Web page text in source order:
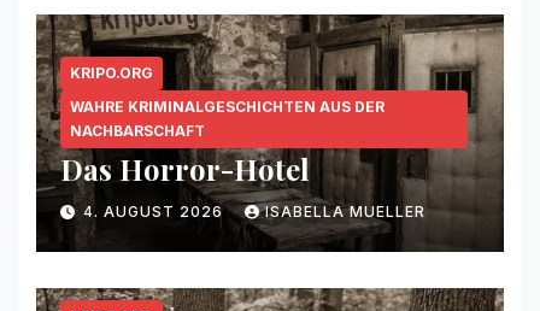
KRIPO.ORG
WAHRE KRIMINALGESCHICHTEN AUS DER
NACHBARSCHAFT
Das Horror-Hotel
4. AUGUST 2026 ISABELLA MUELLER